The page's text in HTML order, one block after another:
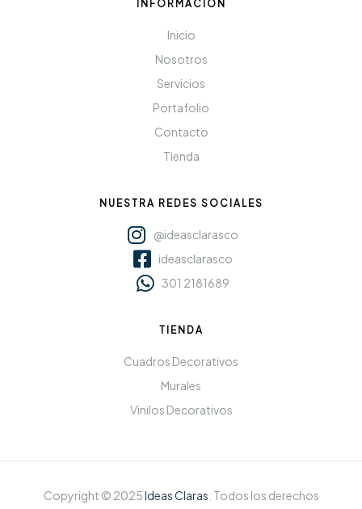
INFORMACIÓN
Inicio
Nosotros
Servicios
Portafolio
Contacto
Tienda
NUESTRA REDES SOCIALES
@ideasclarasco
ideasclarasco
301 2181689
TIENDA
Cuadros Decorativos
Murales
Vinilos Decorativos
Copyright © 2025Ideas Claras Todos los derechos